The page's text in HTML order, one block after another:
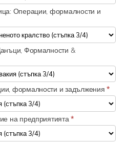
Операции, формалности и
Формалности &
формалности и задължения*
на предприятията*